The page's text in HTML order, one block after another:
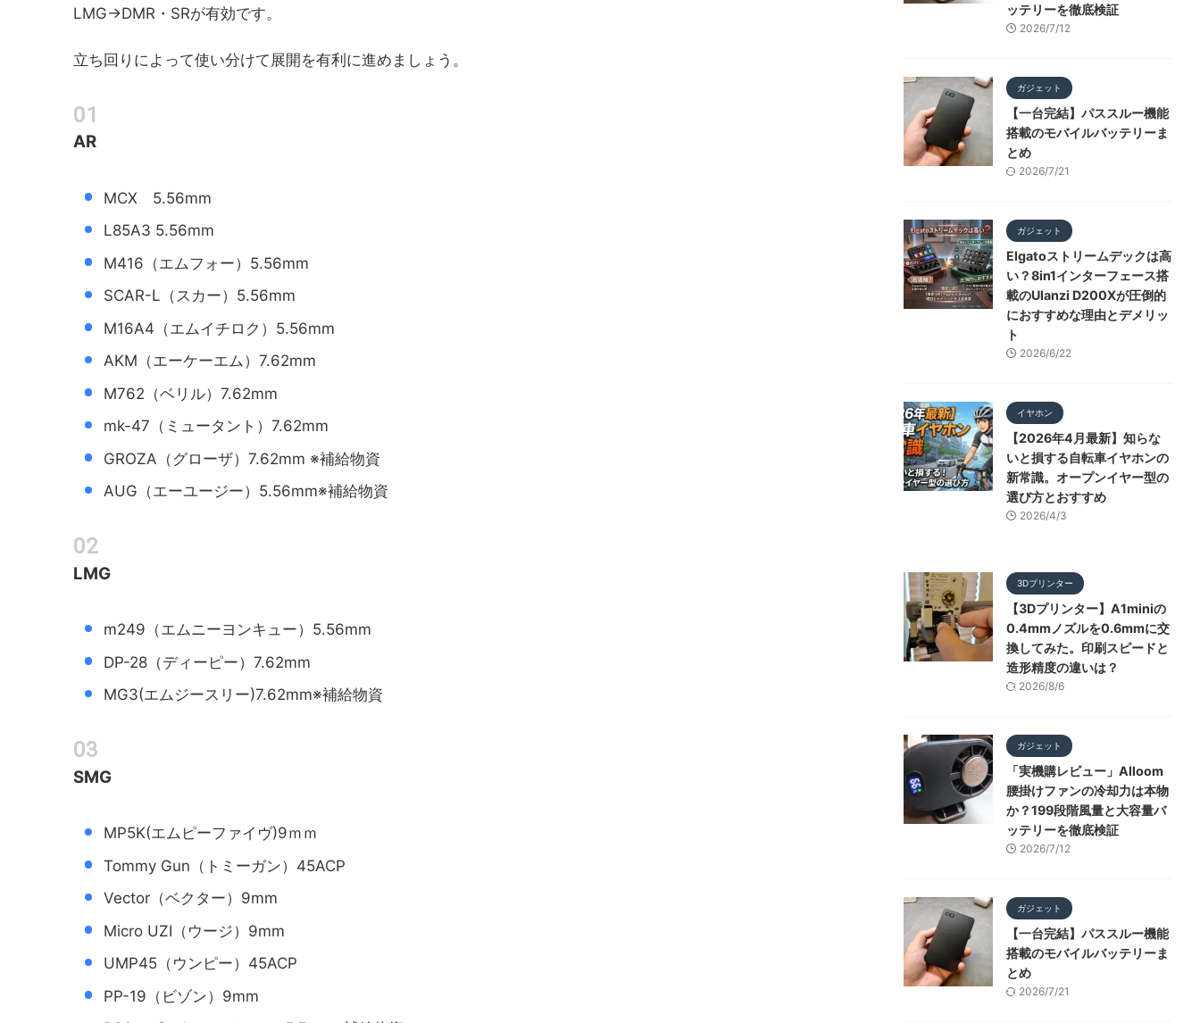
LMG→DMR・SRが有効です。
立ち回りによって使い分けて展開を有利に進めましょう。
AR
MCX 5.56mm
L85A3 5.56mm
M416（エムフォー）5.56mm
SCAR-L（スカー）5.56mm
M16A4（エムイチロク）5.56mm
AKM（エーケーエム）7.62mm
M762（ベリル）7.62mm
mk-47（ミュータント）7.62mm
GROZA（グローザ）7.62mm ※補給物資
AUG（エーユージー）5.56mm※補給物資
LMG
m249（エムニーヨンキュー）5.56mm
DP-28（ディーピー）7.62mm
MG3(エムジースリー)7.62mm※補給物資
SMG
MP5K(エムピーファイヴ)9ｍｍ
Tommy Gun（トミーガン）45ACP
Vector（ベクター）9mm
Micro UZI（ウージ）9mm
UMP45（ウンピー）45ACP
PP-19（ビゾン）9mm
ッテリーを徹底検証
2026/7/12
ガジェット
【一台完結】パススルー機能
搭載のモバイルバッテリーま
とめ
2026/7/21
ガジェット
Elgatoストリームデックは高
い？8in1インターフェース搭
載のUlanzi D200Xが圧倒的
におすすめな理由とデメリッ
ト
2026/6/22
イヤホン
【2026年4月最新】知らな
いと損する自転車イヤホンの
新常識。オープンイヤー型の
選び方とおすすめ
2026/4/3
3Dプリンター
【3Dプリンター】A1miniの
0.4mmノズルを0.6mmに交
換してみた。印刷スピードと
造形精度の違いは？
2026/8/6
ガジェット
「実機購レビュー」Alloom
腰掛けファンの冷却力は本物
か？199段階風量と大容量バ
ッテリーを徹底検証
2026/7/12
ガジェット
【一台完結】パススルー機能
搭載のモバイルバッテリーま
とめ
2026/7/21